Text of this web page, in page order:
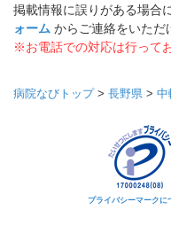
掲載情報に誤りがある場合
ォーム からご連絡をいただ
※お電話での対応は行って
病院なびトップ> 長野県 > 中
プライバシーマークに